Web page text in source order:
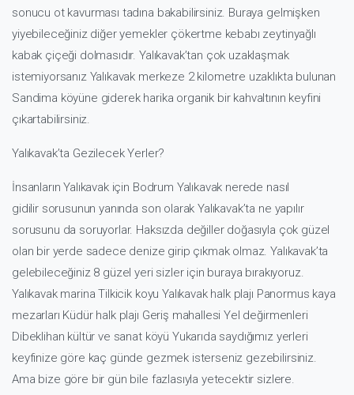
sonucu ot kavurması tadına bakabilirsiniz. Buraya gelmişken
yiyebileceğiniz diğer yemekler çökertme kebabı zeytinyağlı
kabak çiçeği dolmasıdır. Yalıkavak’tan çok uzaklaşmak
istemiyorsanız Yalıkavak merkeze 2 kilometre uzaklıkta bulunan
Sandima köyüne giderek harika organik bir kahvaltının keyfini
çıkartabilirsiniz.
Yalıkavak’ta Gezilecek Yerler?
İnsanların Yalıkavak için Bodrum Yalıkavak nerede nasıl
gidilirsorusunun yanında son olarak Yalıkavak’ta ne yapılır
sorusunu da soruyorlar. Haksızda değiller doğasıyla çok güzel
olan bir yerde sadece denize girip çıkmak olmaz. Yalıkavak’ta
gelebileceğiniz 8 güzel yeri sizler için buraya bırakıyoruz.
Yalıkavak marina Tilkicik koyu Yalıkavak halk plajı Panormus kaya
mezarları Küdür halk plajı Geriş mahallesi Yel değirmenleri
Dibeklihan kültür ve sanat köyü Yukarıda saydığımız yerleri
keyfinize göre kaç günde gezmek isterseniz gezebilirsiniz.
Ama bize göre bir gün bile fazlasıyla yetecektir sizlere.